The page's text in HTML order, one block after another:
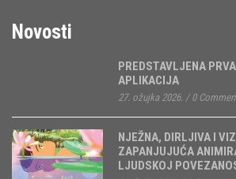
Novosti
PREDSTAVLJENA
APLIKACIJA
27. ožujka 2026. / 0
NJEŽNA, DIRLJIVA I
ZAPANJUJUĆA
LJUDSKOJ